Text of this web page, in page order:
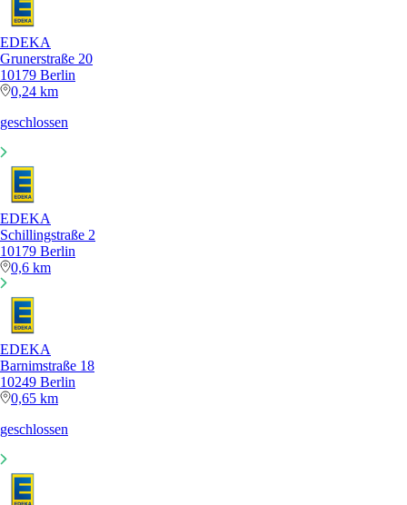
EDEKA
Grunerstraße 20
10179 Berlin
0,24 km
geschlossen
EDEKA
Schillingstraße 2
10179 Berlin
0,6 km
EDEKA
Barnimstraße 18
10249 Berlin
0,65 km
geschlossen